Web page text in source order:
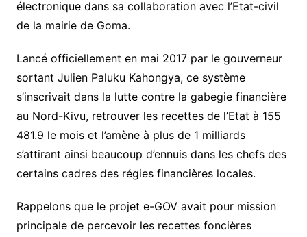
électronique dans sa collaboration avec l’Etat-civil
de la mairie de Goma.
Lancé officiellement en mai 2017 par le gouverneur
sortant Julien Paluku Kahongya, ce système
s’inscrivait dans la lutte contre la gabegie financière
au Nord-Kivu, retrouver les recettes de l’Etat à 155
481.9 le mois et l’amène à plus de 1 milliards
s’attirant ainsi beaucoup d’ennuis dans les chefs des
certains cadres des régies financières locales.
Rappelons que le projet e-GOV avait pour mission
principale de percevoir les recettes foncières